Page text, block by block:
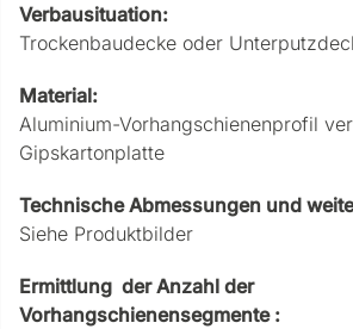
Verbausituation:
Trockenbaudecke oder
Material:
Aluminium-Vorhangschienenprofil
Gipskartonplatte
Technische Abmessungen und
Siehe Produktbilder
Ermittlung der Anzahl der
Vorhangschienensegmente :